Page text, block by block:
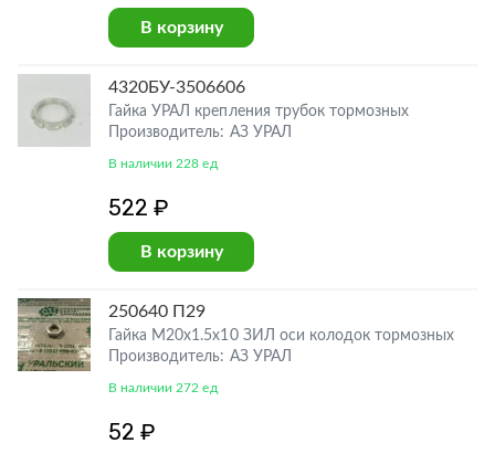
В корзину
4320БУ-3506606
Гайка УРАЛ крепления трубок тормозных
Производитель: АЗ УРАЛ
В наличии 228 ед
522 ₽
В корзину
250640 П29
Гайка М20х1.5х10 ЗИЛ оси колодок тормозных
Производитель: АЗ УРАЛ
В наличии 272 ед
52 ₽